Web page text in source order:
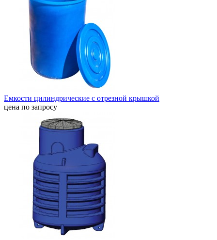
Емкости цилиндрические с отрезной крышкой
цена по запросу